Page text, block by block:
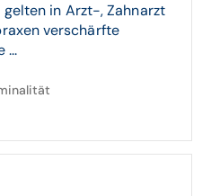
gelten in Arzt-, Zahnarzt
verschärfte
...